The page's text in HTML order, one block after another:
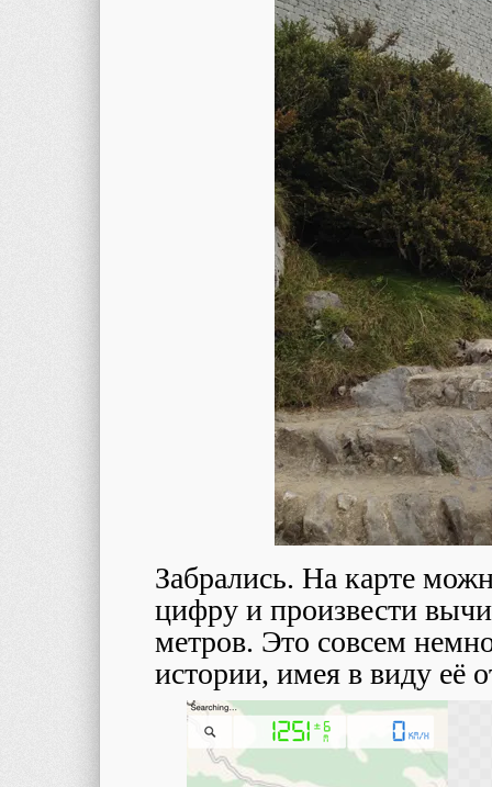
Забрались. На карте
цифру и произвести
метров. Это совсем
истории, имея в виду её